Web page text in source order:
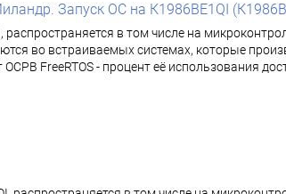
Запуск ОС на К1986ВЕ1QI
в том числе на
во встраиваемых системах, которые
FreeRTOS - процент её использования